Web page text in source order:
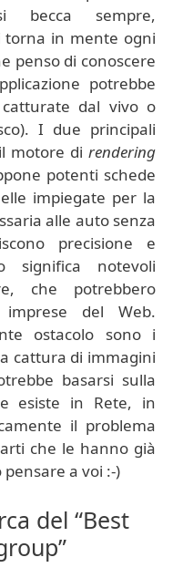
sempre,
torna in mente ogni
penso di conoscere
potrebbe
dal vivo o
I due principali
motore di rendering
potenti schede
impiegate per la
alle auto senza
precisione e
significa notevoli
che potrebbero
del Web.
ostacolo sono i
cattura di immagini
basarsi sulla
esiste in Rete, in
il problema
che le hanno già
a voi :-)
del “Best